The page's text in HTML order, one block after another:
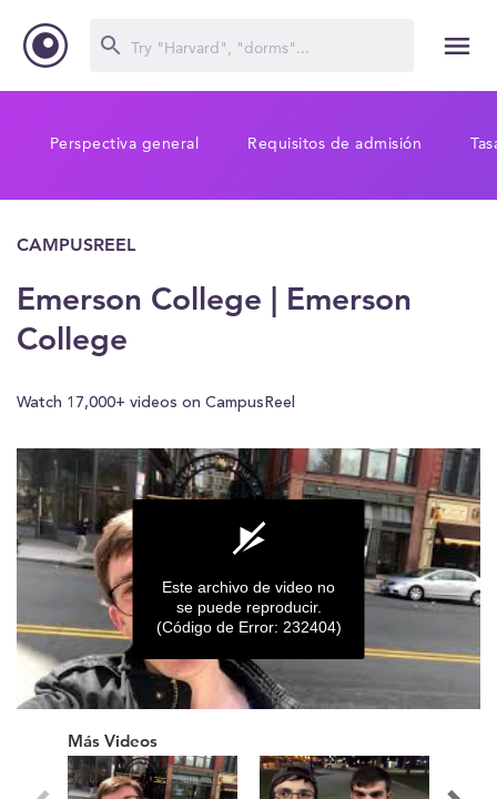
Perspectiva general Requisitos de admisión
CAMPUSREEL
Emerson College | Emerson
College
Watch 17,000+ videos on CampusReel
seconds
seconds
Este archivo de video no
se puede reproducir.
(Código de Error: 232404)
Más Videos